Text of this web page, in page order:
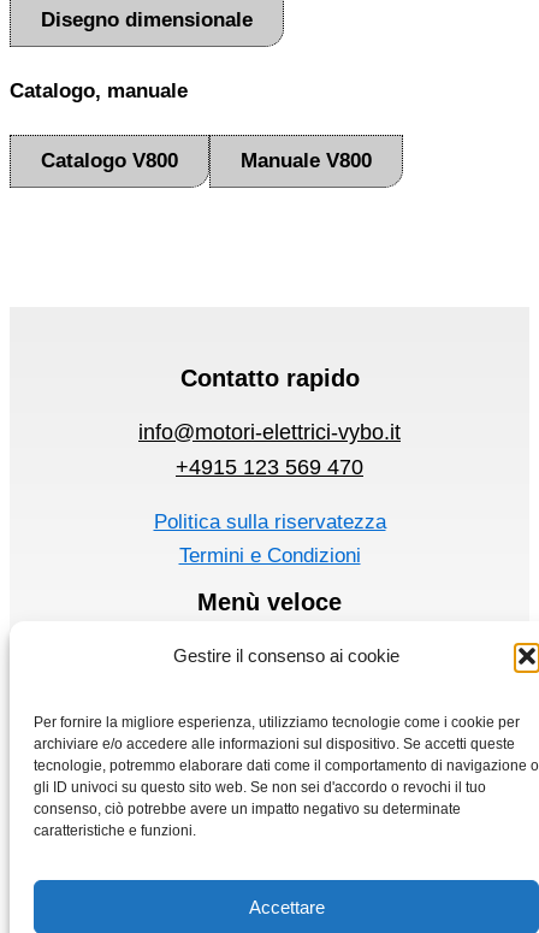
Gestire il consenso ai cookie
Per fornire la migliore esperienza, utilizziamo tecnologie come i cookie per
archiviare e/o accedere alle informazioni sul dispositivo. Se accetti queste
tecnologie, potremmo elaborare dati come il comportamento di navigazione o
gli ID univoci su questo sito web. Se non sei d'accordo o revochi il tuo
consenso, ciò potrebbe avere un impatto negativo su determinate
caratteristiche e funzioni.
Accettare
Disegno dimensionale
Catalogo, manuale
Catalogo V800 Manuale V800
Contatto rapido
info@motori-elettrici-vybo.it
+4915 123 569 470
Politica sulla riservatezza
Termini e Condizioni
Menù veloce
Motori elettrici
Casa
Negozio